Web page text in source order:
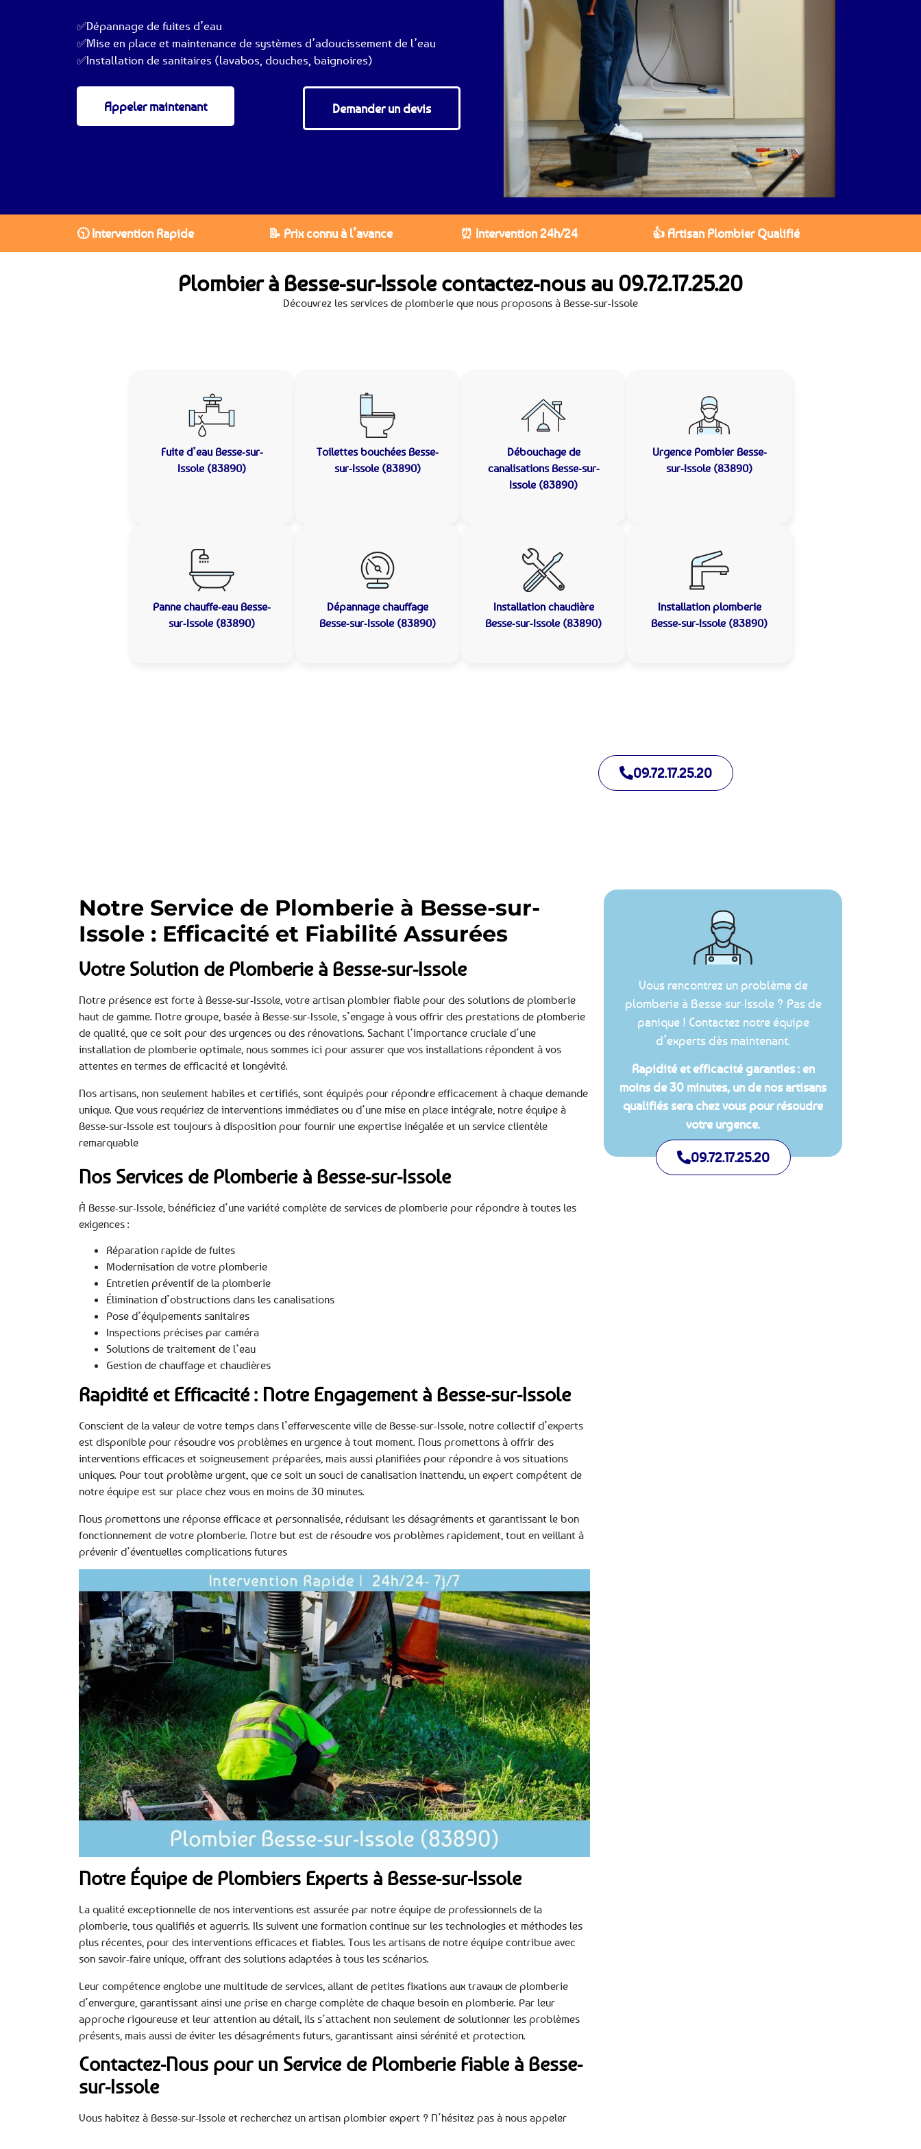
✅Dépannage de fuites d’eau
✅Mise en place et maintenance de systèmes d’adoucissement de l’eau
✅Installation de sanitaires (lavabos, douches, baignoires)
Appeler maintenant Demander un devis
🕥 Intervention Rapide 📝 Prix connu à l’avance ⏰ Intervention 24h/24 👍 Artisan Plombier Qualifié
Plombier à Besse-sur-Issole contactez-nous au 09.72.17.25.20
Découvrez les services de plomberie que nous proposons à Besse-sur-Issole
Fuite d’eau Besse-sur-
Issole (83890)
Toilettes bouchées Besse-
sur-Issole (83890)
Débouchage de
canalisations Besse-sur-
Issole (83890)
Urgence Pombier Besse-
sur-Issole (83890)
Panne chauffe-eau Besse-
sur-Issole (83890)
Dépannage chauffage
Besse-sur-Issole (83890)
Installation chaudière
Besse-sur-Issole (83890)
Installation plomberie
Besse-sur-Issole (83890)
09.72.17.25.20
Notre Service de Plomberie à Besse-sur-
Issole : Efficacité et Fiabilité Assurées
Votre Solution de Plomberie à Besse-sur-Issole
Notre présence est forte à Besse-sur-Issole, votre artisan plombier fiable pour des solutions de plomberie
haut de gamme. Notre groupe, basée à Besse-sur-Issole, s’engage à vous offrir des prestations de plomberie
de qualité, que ce soit pour des urgences ou des rénovations. Sachant l’importance cruciale d’une
installation de plomberie optimale, nous sommes ici pour assurer que vos installations répondent à vos
attentes en termes de efficacité et longévité.
Nos artisans, non seulement habiles et certifiés, sont équipés pour répondre efficacement à chaque demande
unique. Que vous requériez de interventions immédiates ou d’une mise en place intégrale, notre équipe à
Besse-sur-Issole est toujours à disposition pour fournir une expertise inégalée et un service clientèle
remarquable
Nos Services de Plomberie à Besse-sur-Issole
À Besse-sur-Issole, bénéficiez d’une variété complète de services de plomberie pour répondre à toutes les
exigences :
Réparation rapide de fuites
Modernisation de votre plomberie
Entretien préventif de la plomberie
Élimination d’obstructions dans les canalisations
Pose d’équipements sanitaires
Inspections précises par caméra
Solutions de traitement de l’eau
Gestion de chauffage et chaudières
Rapidité et Efficacité : Notre Engagement à Besse-sur-Issole
Conscient de la valeur de votre temps dans l’effervescente ville de Besse-sur-Issole, notre collectif d’experts
est disponible pour résoudre vos problèmes en urgence à tout moment. Nous promettons à offrir des
interventions efficaces et soigneusement préparées, mais aussi planifiées pour répondre à vos situations
uniques. Pour tout problème urgent, que ce soit un souci de canalisation inattendu, un expert compétent de
notre équipe est sur place chez vous en moins de 30 minutes.
Nous promettons une réponse efficace et personnalisée, réduisant les désagréments et garantissant le bon
fonctionnement de votre plomberie. Notre but est de résoudre vos problèmes rapidement, tout en veillant à
prévenir d’éventuelles complications futures
Notre Équipe de Plombiers Experts à Besse-sur-Issole
La qualité exceptionnelle de nos interventions est assurée par notre équipe de professionnels de la
plomberie, tous qualifiés et aguerris. Ils suivent une formation continue sur les technologies et méthodes les
plus récentes, pour des interventions efficaces et fiables. Tous les artisans de notre équipe contribue avec
son savoir-faire unique, offrant des solutions adaptées à tous les scénarios.
Leur compétence englobe une multitude de services, allant de petites fixations aux travaux de plomberie
d’envergure, garantissant ainsi une prise en charge complète de chaque besoin en plomberie. Par leur
approche rigoureuse et leur attention au détail, ils s’attachent non seulement de solutionner les problèmes
présents, mais aussi de éviter les désagréments futurs, garantissant ainsi sérénité et protection.
Contactez-Nous pour un Service de Plomberie Fiable à Besse-
sur-Issole
Vous habitez à Besse-sur-Issole et recherchez un artisan plombier expert ? N’hésitez pas à nous appeler
Vous rencontrez un problème de
plomberie à Besse-sur-Issole ? Pas de
panique ! Contactez notre équipe
d’experts dès maintenant.
Rapidité et efficacité garanties : en
moins de 30 minutes, un de nos artisans
qualifiés sera chez vous pour résoudre
votre urgence.
09.72.17.25.20